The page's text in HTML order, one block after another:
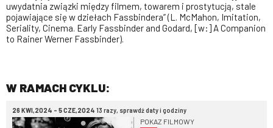
uwydatnia związki między filmem, towarem i prostytucją, stale
pojawiające się w dziełach Fassbindera” (L. McMahon, Imitation,
Seriality, Cinema. Early Fassbinder and Godard, [w:] A Companion
to Rainer Werner Fassbinder).
W RAMACH CYKLU:
26 KWI,2024 - 5 CZE,2024 13 razy, sprawdź daty i godziny
POKAZ FILMOWY